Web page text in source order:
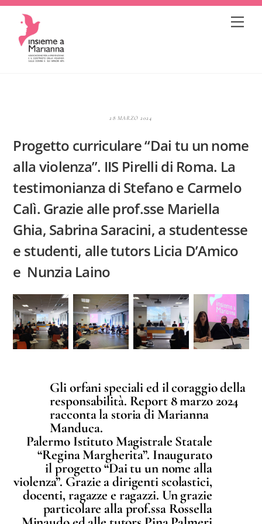
Skip
content
28 MARZO 2024
Progetto curriculare “Dai tu un nome
alla violenza”. IIS Pirelli di Roma. La
testimonianza di Stefano e Carmelo
Calì. Grazie alle prof.sse Mariella
Ghia, Sabrina Saracini, a studentesse
e studenti, alle tutors Licia D’Amico
e Nunzia Laino
Gli orfani speciali ed il coraggio della
responsabilità. Report 8 marzo 2024
racconta la storia di Marianna
Manduca.
Palermo Istituto Magistrale Statale
“Regina Margherita”. Inaugurato
il progetto “Dai tu un nome alla
violenza”. Grazie a dirigenti scolastici,
docenti, ragazze e ragazzi. Un grazie
particolare alla prof.ssa Rossella